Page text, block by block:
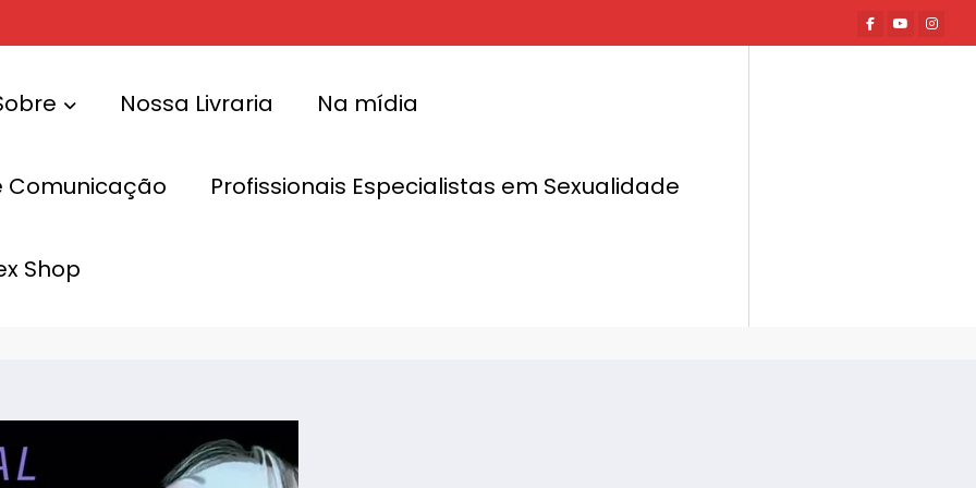
Nossa Livraria Na mídia
Comunicação Profissionais Especialistas em Sexualidade
Shop
o